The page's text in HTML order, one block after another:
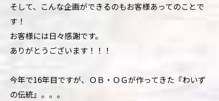
そして、こんな企画ができるのもお客様あってのことで
す！
お客様には日々感謝です。
ありがとうございます！！！
今年で16年目ですが、ＯＢ・ＯＧが作ってきた『わいず
の伝統』。。。